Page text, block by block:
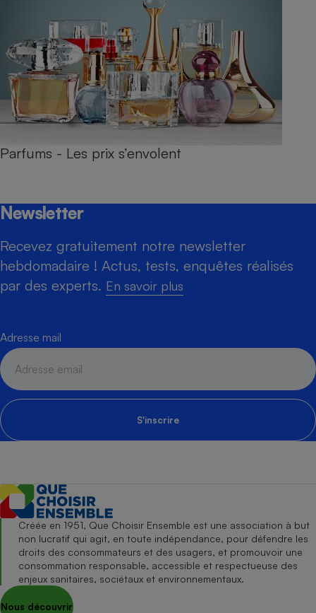
Parfums - Les prix s’envolent
Newsletter
Recevez gratuitement notre newsletter
hebdomadaire ! Actus, tests, enquêtes réalisés
par des experts. En savoir plus
Adresse mail
S'inscrire
Créée en 1951, Que Choisir Ensemble est une association à but
non lucratif qui agit, en toute indépendance, pour défendre les
droits des consommateurs et des usagers, et promouvoir une
consommation responsable, accessible et respectueuse des
enjeux sanitaires, sociétaux et environnementaux.
Nous découvrir